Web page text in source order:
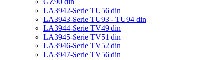
GZ90 din
LA3942-Serie TU56 din
LA3943-Serie TU93 - TU94 din
LA3944-Serie TV49 din
LA3945-Serie TV51 din
LA3946-Serie TV52 din
LA3947-Serie TV56 din